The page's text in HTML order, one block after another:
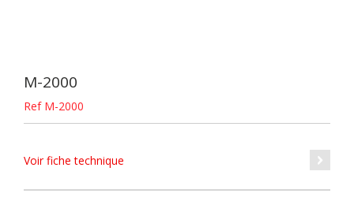
M-2000
Ref M-2000
Voir fiche technique